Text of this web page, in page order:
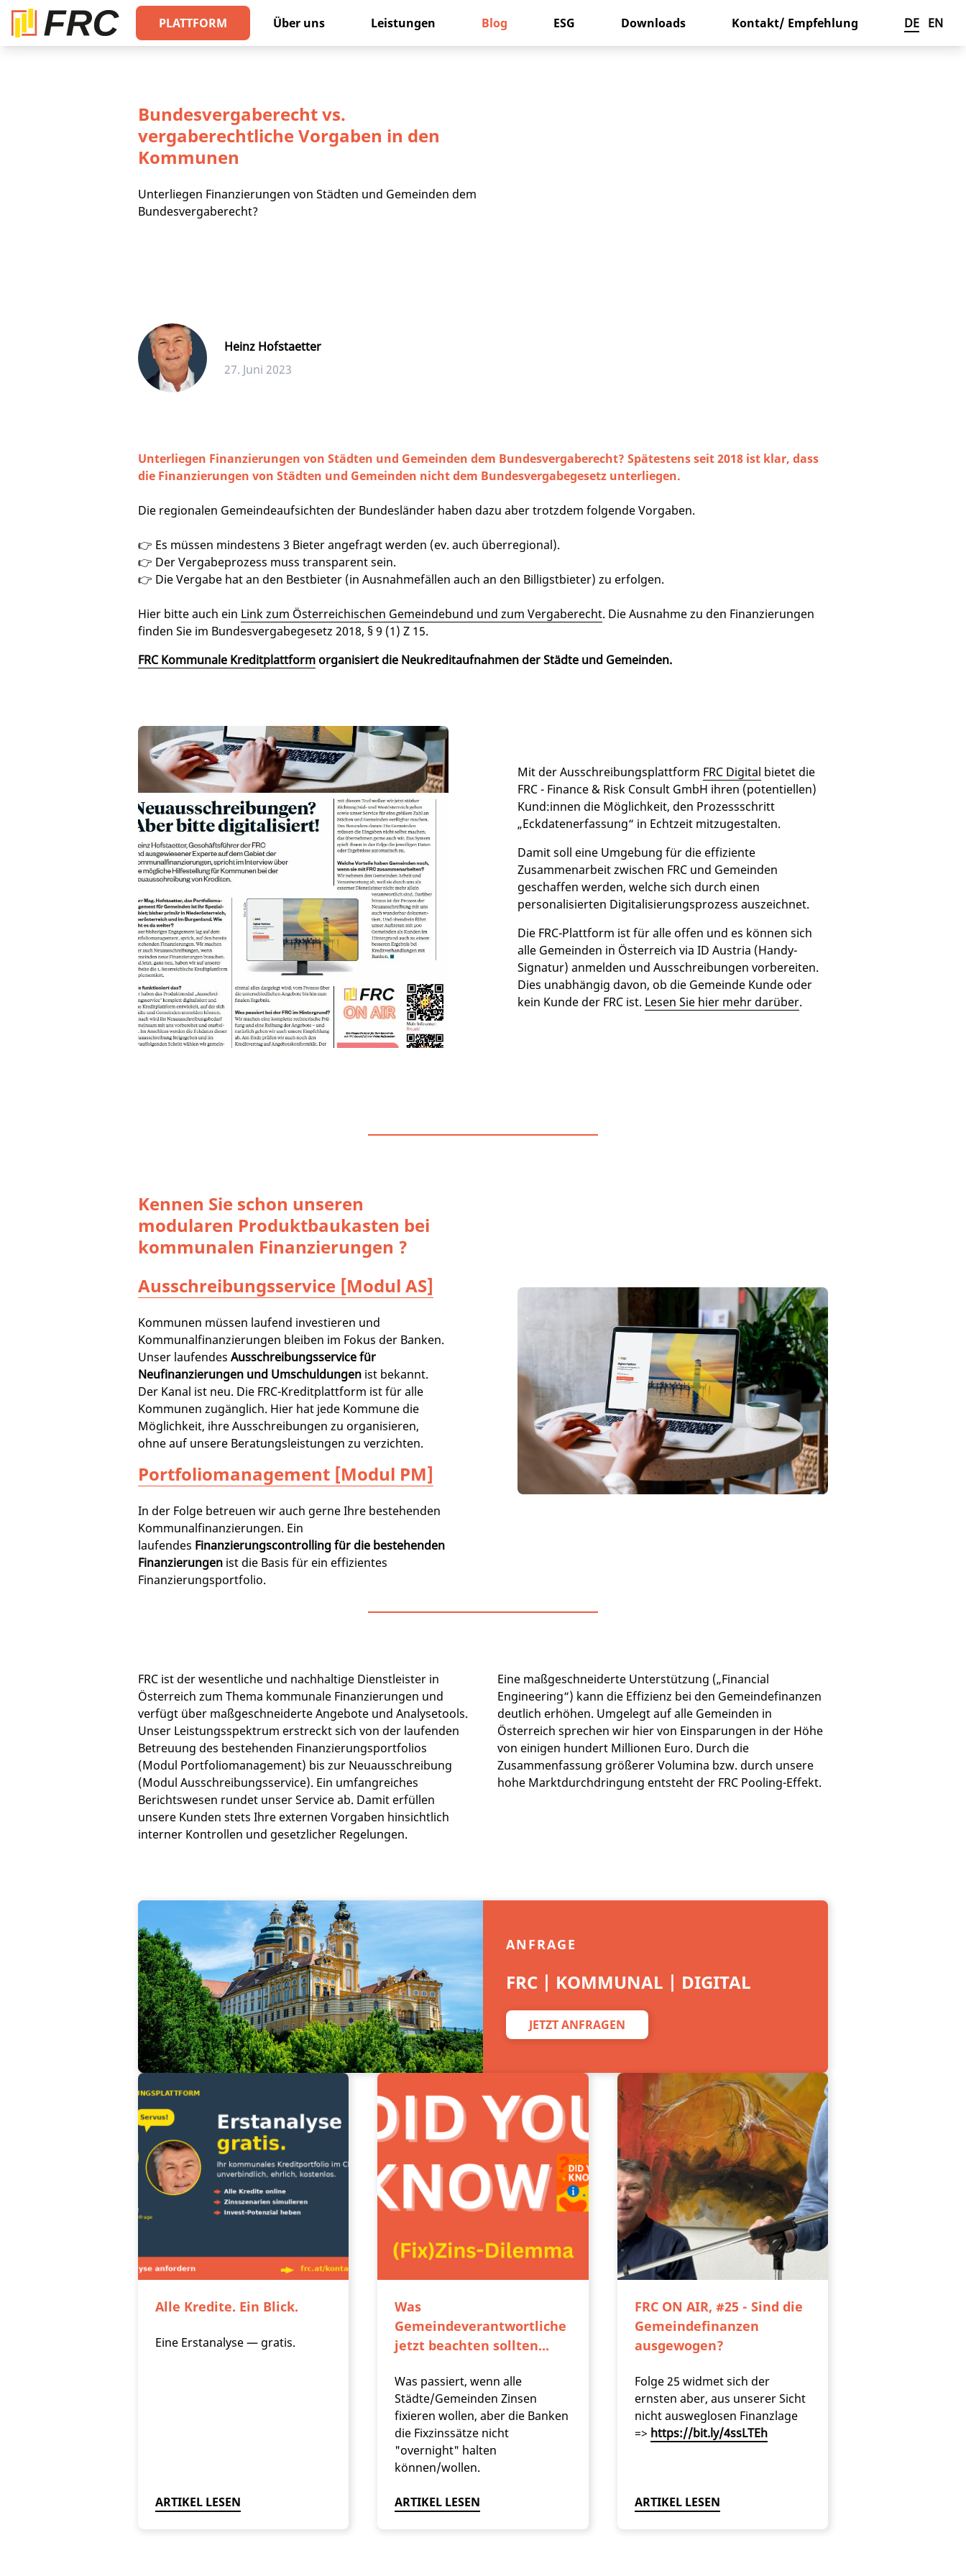
PLATTFORM Über uns Leistungen Blog ESG Downloads Kontakt/ Empfehlung DE EN
Bundesvergaberecht vs.
vergaberechtliche Vorgaben in den
Kommunen
Unterliegen Finanzierungen von Städten und Gemeinden dem
Bundesvergaberecht?
Heinz Hofstaetter
27. Juni 2023
Unterliegen Finanzierungen von Städten und Gemeinden dem Bundesvergaberecht? Spätestens seit 2018 ist klar, dass
die Finanzierungen von Städten und Gemeinden nicht dem Bundesvergabegesetz unterliegen.
Die regionalen Gemeindeaufsichten der Bundesländer haben dazu aber trotzdem folgende Vorgaben.
👉 Es müssen mindestens 3 Bieter angefragt werden (ev. auch überregional).
👉 Der Vergabeprozess muss transparent sein.
👉 Die Vergabe hat an den Bestbieter (in Ausnahmefällen auch an den Billigstbieter) zu erfolgen.
Hier bitte auch ein Link zum Österreichischen Gemeindebund und zum Vergaberecht. Die Ausnahme zu den Finanzierungen
finden Sie im Bundesvergabegesetz 2018, § 9 (1) Z 15.
FRC Kommunale Kreditplattform organisiert die Neukreditaufnahmen der Städte und Gemeinden.
Mit der Ausschreibungsplattform FRC Digital bietet die
FRC - Finance & Risk Consult GmbH ihren (potentiellen)
Kund:innen die Möglichkeit, den Prozessschritt
„Eckdatenerfassung“ in Echtzeit mitzugestalten.
Damit soll eine Umgebung für die effiziente
Zusammenarbeit zwischen FRC und Gemeinden
geschaffen werden, welche sich durch einen
personalisierten Digitalisierungsprozess auszeichnet.
Die FRC-Plattform ist für alle offen und es können sich
alle Gemeinden in Österreich via ID Austria (Handy-
Signatur) anmelden und Ausschreibungen vorbereiten.
Dies unabhängig davon, ob die Gemeinde Kunde oder
kein Kunde der FRC ist. Lesen Sie hier mehr darüber.
Kennen Sie schon unseren
modularen Produktbaukasten bei
kommunalen Finanzierungen ?
Ausschreibungsservice [Modul AS]
Kommunen müssen laufend investieren und
Kommunalfinanzierungen bleiben im Fokus der Banken.
Unser laufendes Ausschreibungsservice für
Neufinanzierungen und Umschuldungen ist bekannt.
Der Kanal ist neu. Die FRC-Kreditplattform ist für alle
Kommunen zugänglich. Hier hat jede Kommune die
Möglichkeit, ihre Ausschreibungen zu organisieren,
ohne auf unsere Beratungsleistungen zu verzichten.
Portfoliomanagement [Modul PM]
In der Folge betreuen wir auch gerne Ihre bestehenden
Kommunalfinanzierungen. Ein
laufendes Finanzierungscontrolling für die bestehenden
Finanzierungen ist die Basis für ein effizientes
Finanzierungsportfolio.
FRC ist der wesentliche und nachhaltige Dienstleister in
Österreich zum Thema kommunale Finanzierungen und
verfügt über maßgeschneiderte Angebote und Analysetools.
Unser Leistungsspektrum erstreckt sich von der laufenden
Betreuung des bestehenden Finanzierungsportfolios
(Modul Portfoliomanagement) bis zur Neuausschreibung
(Modul Ausschreibungsservice). Ein umfangreiches
Berichtswesen rundet unser Service ab. Damit erfüllen
unsere Kunden stets Ihre externen Vorgaben hinsichtlich
interner Kontrollen und gesetzlicher Regelungen.
Eine maßgeschneiderte Unterstützung („Financial
Engineering“) kann die Effizienz bei den Gemeindefinanzen
deutlich erhöhen. Umgelegt auf alle Gemeinden in
Österreich sprechen wir hier von Einsparungen in der Höhe
von einigen hundert Millionen Euro. Durch die
Zusammenfassung größerer Volumina bzw. durch unsere
hohe Marktdurchdringung entsteht der FRC Pooling-Effekt.
ANFRAGE
FRC | KOMMUNAL | DIGITAL
JETZT ANFRAGEN
Alle Kredite. Ein Blick.
Eine Erstanalyse — gratis.
ARTIKEL LESEN
Was
Gemeindeverantwortliche
jetzt beachten sollten...
Was passiert, wenn alle
Städte/Gemeinden Zinsen
fixieren wollen, aber die Banken
die Fixzinssätze nicht
"overnight" halten
können/wollen.
ARTIKEL LESEN
FRC ON AIR, #25 - Sind die
Gemeindefinanzen
ausgewogen?
Folge 25 widmet sich der
ernsten aber, aus unserer Sicht
nicht ausweglosen Finanzlage
=> https://bit.ly/4ssLTEh
ARTIKEL LESEN